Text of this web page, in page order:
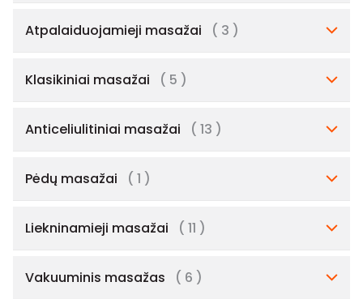
Atpalaiduojamieji masažai ( 3 )
Klasikiniai masažai ( 5 )
Anticeliulitiniai masažai ( 13 )
Pėdų masažai ( 1 )
Liekninamieji masažai ( 11 )
Vakuuminis masažas ( 6 )